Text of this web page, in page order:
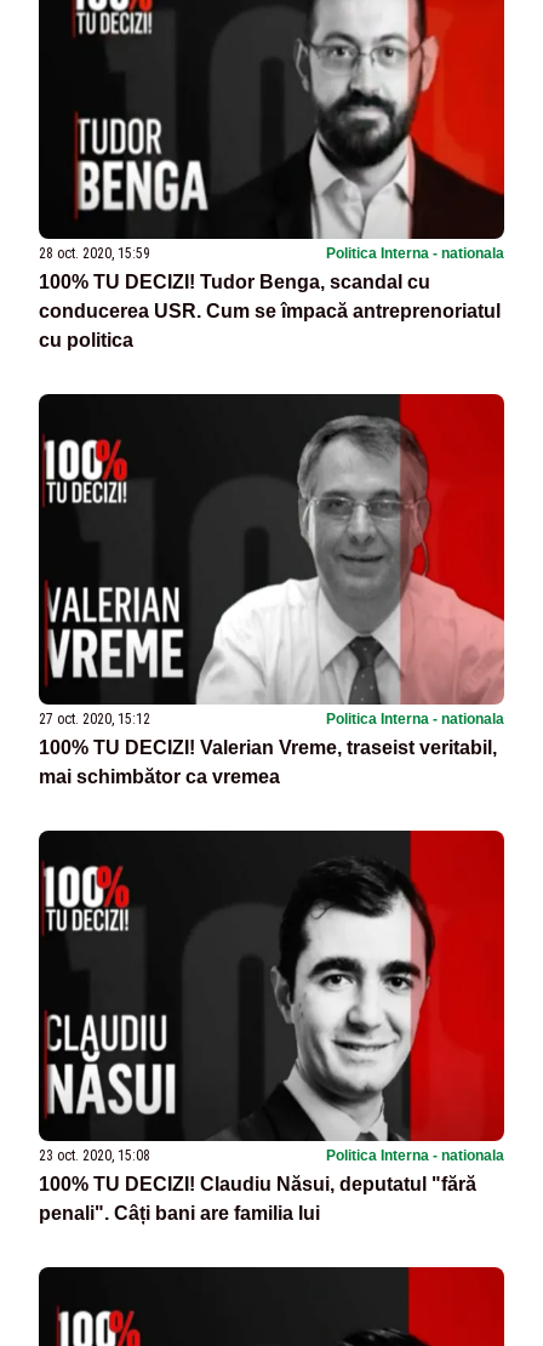
28 oct. 2020, 15:59 Politica Interna - nationala
100% TU DECIZI! Tudor Benga, scandal cu
conducerea USR. Cum se împacă antreprenoriatul
cu politica
27 oct. 2020, 15:12 Politica Interna - nationala
100% TU DECIZI! Valerian Vreme, traseist veritabil,
mai schimbător ca vremea
23 oct. 2020, 15:08 Politica Interna - nationala
100% TU DECIZI! Claudiu Năsui, deputatul "fără
penali". Câți bani are familia lui